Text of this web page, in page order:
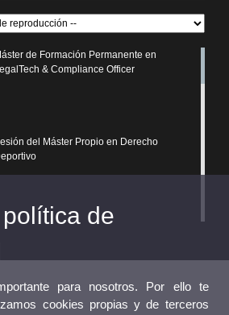
de Formación Permanente en
& Compliance Officer
del Máster Propio en Derecho
¿Por qué elegir un postgrado propio de la
de València?
de
para nosotros. Por ello te
cookies propias y de terceros